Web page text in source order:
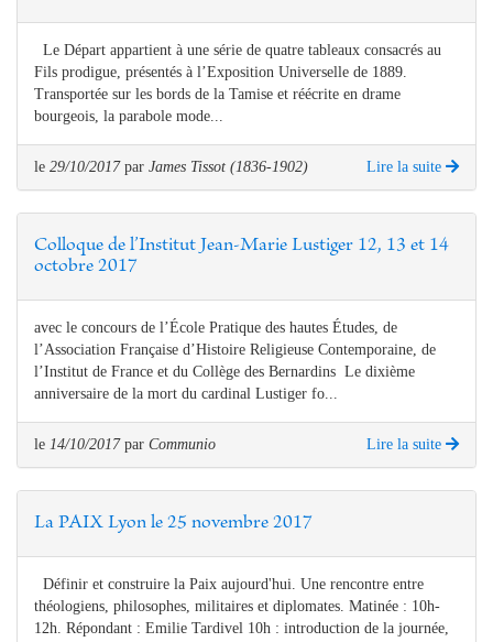
Le Départ appartient à une série de quatre tableaux consacrés au
Fils prodigue, présentés à l’Exposition Universelle de 1889.
Transportée sur les bords de la Tamise et réécrite en drame
bourgeois, la parabole mode...
le 29/10/2017 par James Tissot (1836-1902) Lire la suite
Colloque de l’Institut Jean-Marie Lustiger 12, 13 et 14
octobre 2017
avec le concours de l’École Pratique des hautes Études, de
l’Association Française d’Histoire Religieuse Contemporaine, de
l’Institut de France et du Collège des Bernardins Le dixième
anniversaire de la mort du cardinal Lustiger fo...
le 14/10/2017 par Communio Lire la suite
La PAIX Lyon le 25 novembre 2017
Définir et construire la Paix aujourd'hui. Une rencontre entre
théologiens, philosophes, militaires et diplomates. Matinée : 10h-
12h. Répondant : Emilie Tardivel 10h : introduction de la journée,